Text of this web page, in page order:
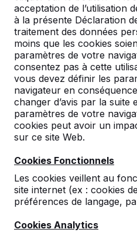
acceptation de l’utilisation
à la présente Déclaration
traitement des données
moins que les cookies
paramètres de votre
consentez pas à cette
vous devez définir les
navigateur en
changer d’avis par la suite
paramètres de votre
cookies peut avoir un
sur ce site Web.
Cookies Fonctionnels
Les cookies veillent au
site internet (ex : cookies
préférences de langage,
Cookies Analytics
Livraison au
de Paris
Ces dernières années, le
s’est considérablement
fiers de livrer depuis
en France également.
campings et cours d'école
la France, qui sont
ping-pong, nos ensemble
de foot en béton armé.
Début septembre, notre
cœur de Paris. C’était un
le camion à l’endroit de
sommes arrivés ! Voici
nous avons le plaisir de